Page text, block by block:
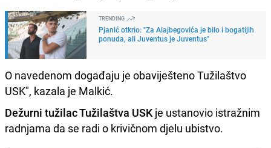
TRENDING
Pjanić otkrio: "Za Alajbegovića je bilo i bogatijih
ponuda, ali Juventus je Juventus"
O navedenom događaju je obaviješteno Tužilaštvo
USK", kazala je Malkić.
Dežurni tužilac Tužilaštva USK je ustanovio istražnim
radnjama da se radi o krivičnom djelu ubistvo.